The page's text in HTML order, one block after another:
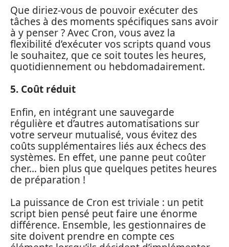
Que diriez-vous de pouvoir exécuter des
tâches à des moments spécifiques sans avoir
à y penser ? Avec Cron, vous avez la
flexibilité d’exécuter vos scripts quand vous
le souhaitez, que ce soit toutes les heures,
quotidiennement ou hebdomadairement.
5. Coût réduit
Enfin, en intégrant une sauvegarde
régulière et d’autres automatisations sur
votre serveur mutualisé, vous évitez des
coûts supplémentaires liés aux échecs des
systèmes. En effet, une panne peut coûter
cher… bien plus que quelques petites heures
de préparation !
La puissance de Cron est triviale : un petit
script bien pensé peut faire une énorme
différence. Ensemble, les gestionnaires de
site doivent prendre en compte ces